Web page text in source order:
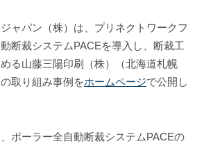
ャパン（株）は、プリネクトワークフ
断裁システムPACEを導入し、断裁工
る山藤三陽印刷（株）（北海道札幌
取り組み事例をホームページで公開し
ポーラー全自動断裁システムPACEの